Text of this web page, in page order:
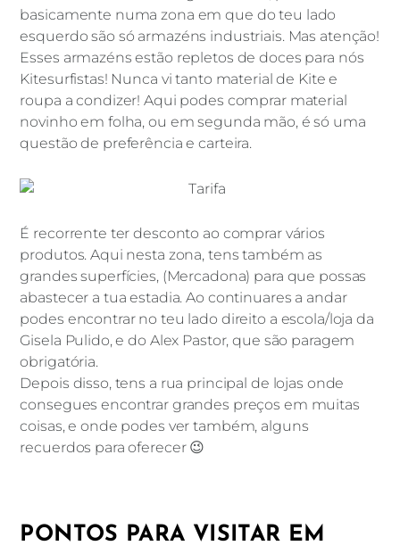
basicamente numa zona em que do teu lado
esquerdo são só armazéns industriais. Mas atenção!
Esses armazéns estão repletos de doces para nós
Kitesurfistas! Nunca vi tanto material de Kite e
roupa a condizer! Aqui podes comprar material
novinho em folha, ou em segunda mão, é só uma
questão de preferência e carteira.
É recorrente ter desconto ao comprar vários
produtos. Aqui nesta zona, tens também as
grandes superfícies, (Mercadona) para que possas
abastecer a tua estadia. Ao continuares a andar
podes encontrar no teu lado direito a escola/loja da
Gisela Pulido, e do Alex Pastor, que são paragem
obrigatória.
Depois disso, tens a rua principal de lojas onde
consegues encontrar grandes preços em muitas
coisas, e onde podes ver também, alguns
recuerdos para oferecer 😉
PONTOS PARA VISITAR EM